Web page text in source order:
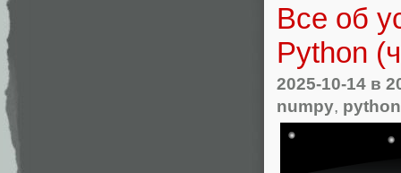
Все об
Python
2025-10-14 в
numpy, python